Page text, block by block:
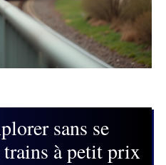
sans se
à petit prix